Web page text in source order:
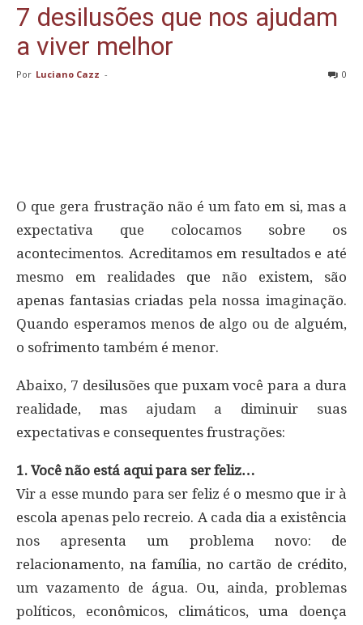
7 desilusões que nos ajudam
a viver melhor
Por Luciano Cazz - 0
O que gera frustração não é um fato em si, mas a
expectativa que colocamos sobre os
acontecimentos. Acreditamos em resultados e até
mesmo em realidades que não existem, são
apenas fantasias criadas pela nossa imaginação.
Quando esperamos menos de algo ou de alguém,
o sofrimento também é menor.
Abaixo, 7 desilusões que puxam você para a dura
realidade, mas ajudam a diminuir suas
expectativas e consequentes frustrações:
1. Você não está aqui para ser feliz…
Vir a esse mundo para ser feliz é o mesmo que ir à
escola apenas pelo recreio. A cada dia a existência
nos apresenta um problema novo: de
relacionamento, na família, no cartão de crédito,
um vazamento de água. Ou, ainda, problemas
políticos, econômicos, climáticos, uma doença